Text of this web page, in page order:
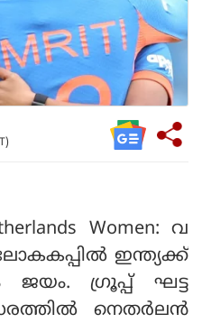
Women: വ
ഇന്ത്യക്ക്
ജയം. ഗ്രൂപ്പ് ഘട്ട
നെതർലൻ